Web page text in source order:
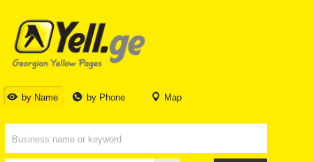
by Name by Phone Map
TBILISI
TBILISI
ABKHAZIA
GALI
BATUMI
KOBULETI
SHUAKHEVI